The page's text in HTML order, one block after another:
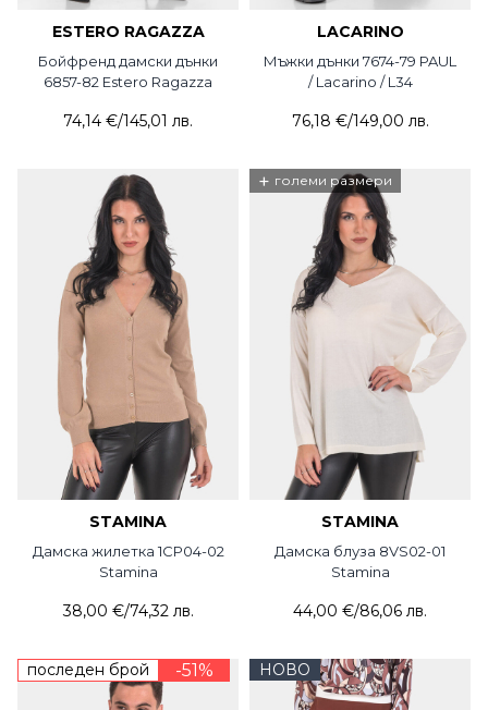
ESTERO RAGAZZA
Бойфренд дамски дънки
6857-82 Estero Ragazza
74,14 €/145,01 лв.
LACARINO
Мъжки дънки 7674-79 PAUL
/ Lacarino / L34
76,18 €/149,00 лв.
STAMINA
Дамска жилетка 1CP04-02
Stamina
38,00 €/74,32 лв.
+ големи размери
STAMINA
Дамска блуза 8VS02-01
Stamina
44,00 €/86,06 лв.
последен брой -51% НОВО